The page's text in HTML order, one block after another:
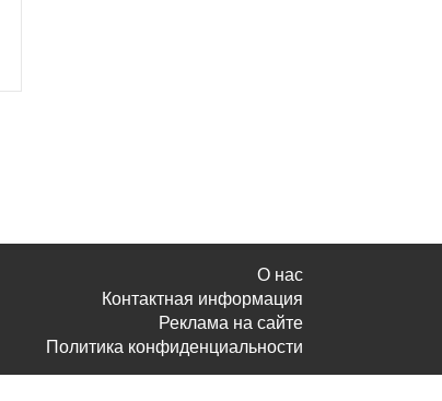
О нас
Контактная информация
Реклама на сайте
Политика конфиденциальности